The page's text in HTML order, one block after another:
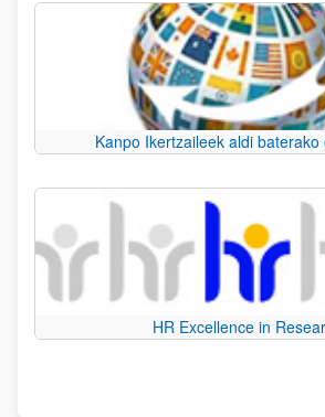
Kanpo Ikertzaileek aldi
HR Excellence in